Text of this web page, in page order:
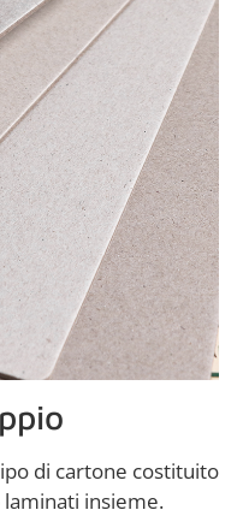
di cartone costituito
insieme.